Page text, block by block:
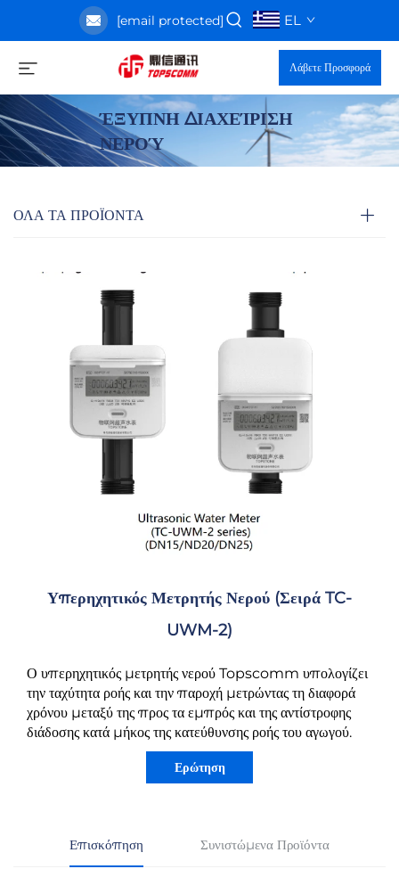
[email protected] EL
Λάβετε Προσφορά
ΈΞΥΠΝΗ ΔΙΑΧΕΊΡΙΣΗ
ΝΕΡΟΎ
ΟΛΑ ΤΑ ΠΡΟΪΟΝΤΑ
Υπερηχητικός Μετρητής Νερού (σειρά TC-
UWM-2)
Ο υπερηχητικός μετρητής νερού Topscomm υπολογίζει
την ταχύτητα ροής και την παροχή μετρώντας τη διαφορά
χρόνου μεταξύ της προς τα εμπρός και της αντίστροφης
διάδοσης κατά μήκος της κατεύθυνσης ροής του αγωγού.
Ερώτηση
Επισκόπηση Συνιστώμενα Προϊόντα